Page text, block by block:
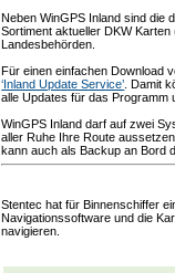
Neben WinGPS Inland sind die
Sortiment aktueller DKW
Landesbehörden.
Für einen einfachen Download
‘Inland Update Service’ . Damit
alle Updates für das Programm
WinGPS Inland darf auf zwei
aller Ruhe Ihre Route
kann auch als Backup an Bord
Stentec hat für Binnenschiffer
Navigationssoftware und die
navigieren.